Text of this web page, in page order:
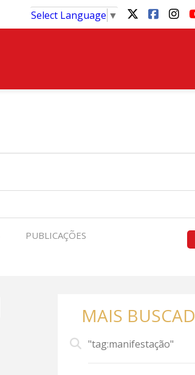
Select Language ▼
PUBLICAÇÕES
MAIS
"tag:manifestação"